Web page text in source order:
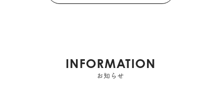
INFORMATION
お知らせ